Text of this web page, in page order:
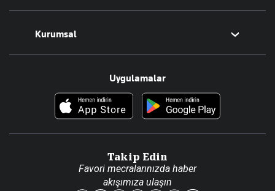
Magazin
Teknoloji
Resmî Ilanlar
Foto Haber
Kurumsal
Hakkımızda
Künye
Uygulamalar
Takip Edin
Favori mecralarınızda haber
akışımıza ulaşın